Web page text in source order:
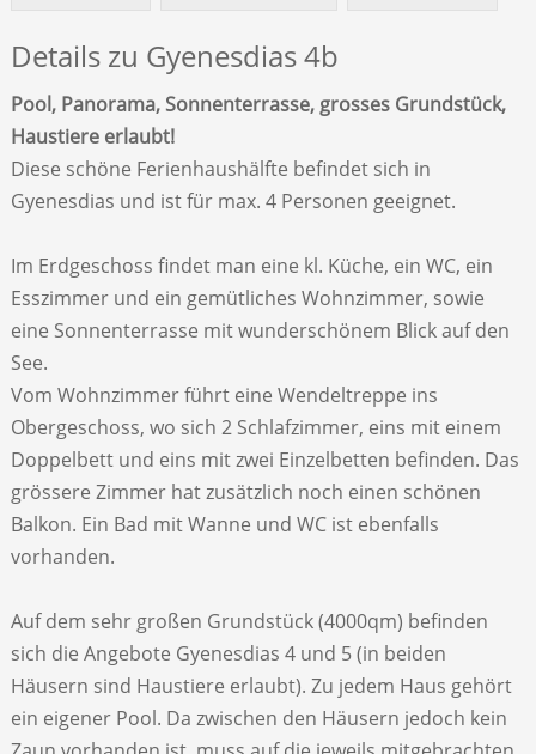
Details zu Gyenesdias 4b
Pool, Panorama, Sonnenterrasse, grosses Grundstück,
Haustiere erlaubt!
Diese schöne Ferienhaushälfte befindet sich in
Gyenesdias und ist für max. 4 Personen geeignet.
Im Erdgeschoss findet man eine kl. Küche, ein WC, ein
Esszimmer und ein gemütliches Wohnzimmer, sowie
eine Sonnenterrasse mit wunderschönem Blick auf den
See.
Vom Wohnzimmer führt eine Wendeltreppe ins
Obergeschoss, wo sich 2 Schlafzimmer, eins mit einem
Doppelbett und eins mit zwei Einzelbetten befinden. Das
grössere Zimmer hat zusätzlich noch einen schönen
Balkon. Ein Bad mit Wanne und WC ist ebenfalls
vorhanden.
Auf dem sehr großen Grundstück (4000qm) befinden
sich die Angebote Gyenesdias 4 und 5 (in beiden
Häusern sind Haustiere erlaubt). Zu jedem Haus gehört
ein eigener Pool. Da zwischen den Häusern jedoch kein